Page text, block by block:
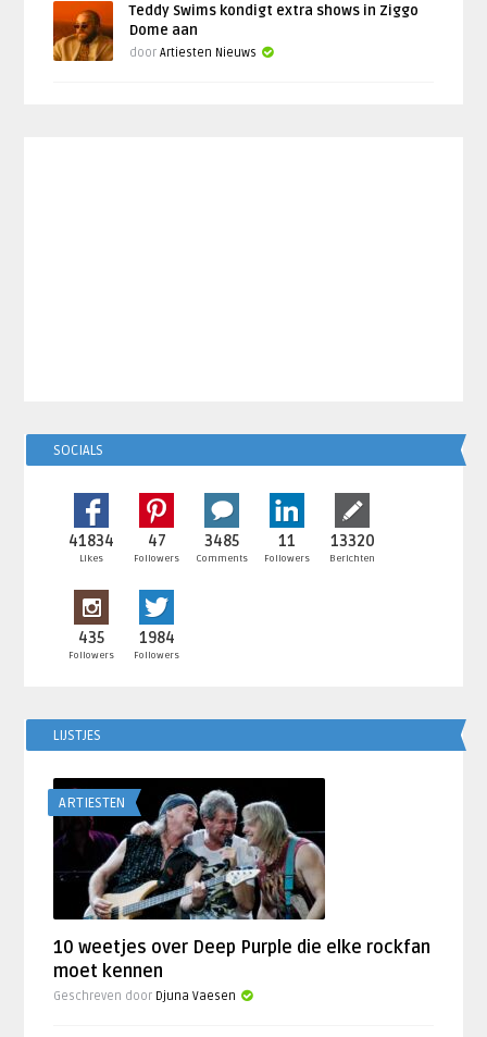
Teddy Swims kondigt extra shows in Ziggo
Dome aan
doorArtiesten Nieuws
SOCIALS
41834
Likes
47
Followers
3485
Comments
11
Followers
13320
Berichten
435
Followers
1984
Followers
LIJSTJES
ARTIESTEN
10 weetjes over Deep Purple die elke rockfan
moet kennen
Geschreven door Djuna Vaesen